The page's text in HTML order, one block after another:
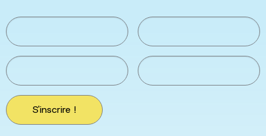
S'inscrire !